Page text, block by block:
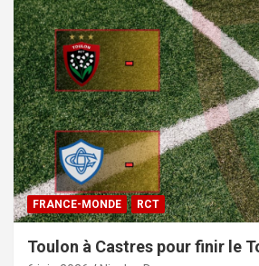
FRANCE-MONDE RCT
Toulon à Castres pour finir le